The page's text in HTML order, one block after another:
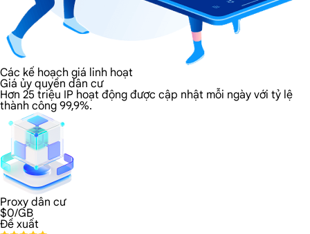
Các kế hoạch giá linh hoạt
Giá ủy quyền dân cư
Hơn 25 triệu IP hoạt động được cập nhật mỗi ngày với tỷ lệ
thành công 99,9%.
Proxy dân cư
$0/GB
Đề xuất